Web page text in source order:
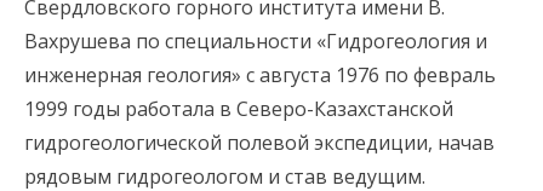
Свердловского горного института имени В.
Вахрушева по специальности «Гидрогеология и
инженерная геология» с августа 1976 по февраль
1999 годы работала в Северо-Казахстанской
гидрогеологической полевой экспедиции, начав
рядовым гидрогеологом и став ведущим.